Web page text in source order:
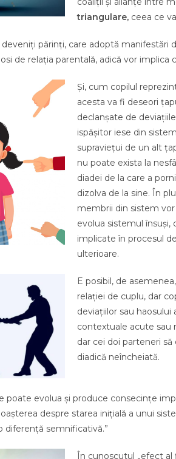
triangulare, ceea ce
părinți, care adoptă
de relația parentală, adică vor implica
Și, cum copilul
acesta va fi deseori
declanșate de
ispășitor iese din
supraviețui de un alt
nu poate exista la
diadei de la care a
dizolva de la sine. În
membrii din sistem
evolua sistemul însuși,
implicate în procesul
ulterioare.
E posibil, de
relației de cuplu, dar
deviațiilor sau
contextuale acute sau
dar cei doi parteneri
diadică neîncheiată.
poate evolua și produce consecințe
despre starea inițială a unui
diferență semnificativă.”
În cunoscutul „efect